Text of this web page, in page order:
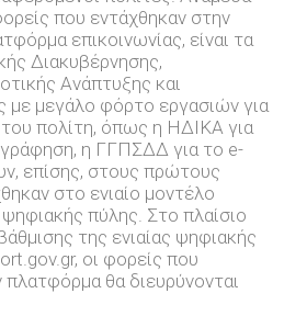
που εντάχθηκαν στην
επικοινωνίας, είναι τα
Διακυβέρνησης,
Ανάπτυξης και
με μεγάλο φόρτο εργασιών για
πολίτη, όπως η ΗΔΙΚΑ για
η ΓΓΠΣΔΔ για το e-
επίσης, στους πρώτους
στο ενιαίο μοντέλο
πύλης. Στο πλαίσιο
της ενιαίας ψηφιακής
oι φορείς που
πλατφόρμα θα διευρύνονται